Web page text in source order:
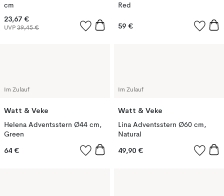
cm
23,67 €
UVP 39,45 €
Red
59 €
Im Zulauf
Watt & Veke
Helena Adventsstern Ø44 cm,
Green
64 €
Im Zulauf
Watt & Veke
Lina Adventsstern Ø60 cm,
Natural
49,90 €